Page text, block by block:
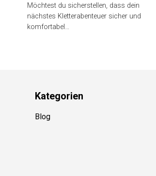
Möchtest du sicherstellen, dass dein
nächstes Kletterabenteuer sicher und
komfortabel…
Kategorien
Blog